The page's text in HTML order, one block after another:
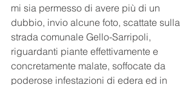
mi sia permesso di avere più di un
dubbio, invio alcune foto, scattate sulla
strada comunale Gello-Sarripoli,
riguardanti piante effettivamente e
concretamente malate, soffocate da
poderose infestazioni di edera ed in